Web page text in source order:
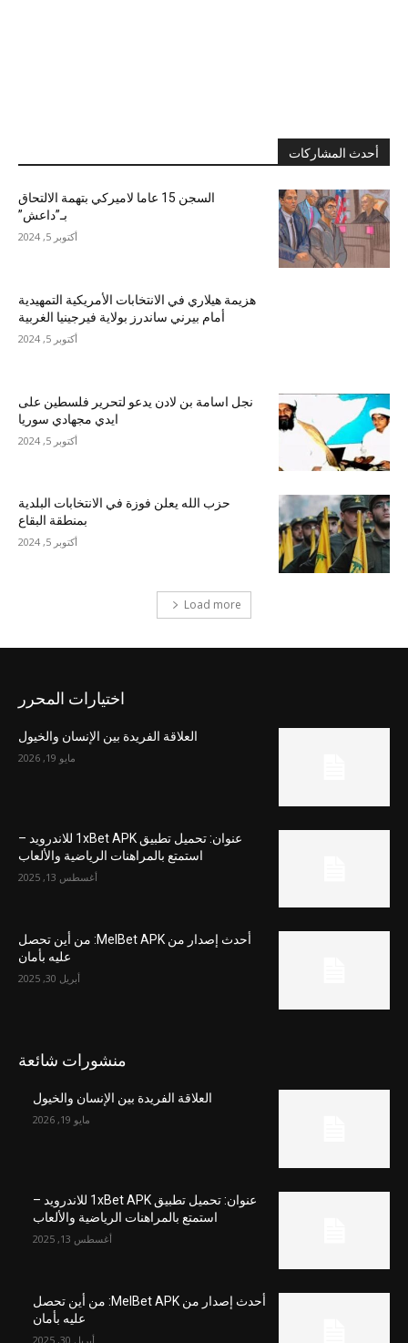
أحدث المشاركات
السجن 15 عاما لاميركي بتهمة الالتحاق
بـ”داعش”
أكتوبر 5, 2024
هزيمة هيلاري في الانتخابات الأمريكية التمهيدية
أمام بيرني ساندرز بولاية فيرجينيا الغربية
أكتوبر 5, 2024
نجل اسامة بن لادن يدعو لتحرير فلسطين على
ايدي مجهادي سوريا
أكتوبر 5, 2024
حزب الله يعلن فوزة في الانتخابات البلدية
بمنطقة البقاع
أكتوبر 5, 2024
Load more
اختيارات المحرر
العلاقة الفريدة بين الإنسان والخيول
مايو 19, 2026
عنوان: تحميل تطبيق 1xBet APK للاندرويد –
استمتع بالمراهنات الرياضية والألعاب
أغسطس 13, 2025
أحدث إصدار من MelBet APK: من أين تحصل
عليه بأمان
أبريل 30, 2025
منشورات شائعة
العلاقة الفريدة بين الإنسان والخيول
مايو 19, 2026
عنوان: تحميل تطبيق 1xBet APK للاندرويد –
استمتع بالمراهنات الرياضية والألعاب
أغسطس 13, 2025
أحدث إصدار من MelBet APK: من أين تحصل
عليه بأمان
أبريل 30, 2025